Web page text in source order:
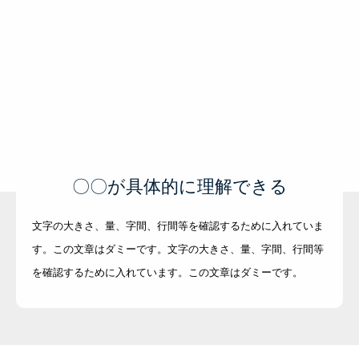
〇〇が具体的に理解できる
文字の大きさ、量、字間、行間等を確認するために入れていま
す。この文章はダミーです。文字の大きさ、量、字間、行間等
を確認するために入れています。この文章はダミーです。